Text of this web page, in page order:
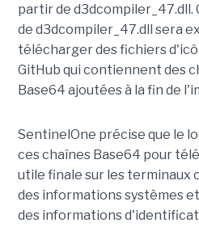
partir de d3dcompiler_47.dll.
de d3dcompiler_47.dll sera
télécharger des fichiers
GitHub qui contiennent des
Base64 ajoutées à la fin de
SentinelOne précise que le
ces chaînes Base64 pour
utile finale sur les terminaux
des informations systèmes
des informations